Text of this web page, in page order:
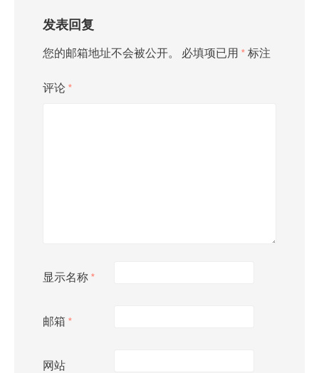
发表回复
您的邮箱地址不会被公开。 必填项已用 * 标注
评论 *
显示名称 *
邮箱 *
网站